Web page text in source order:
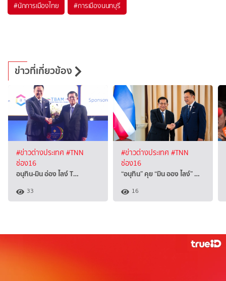
#นักการเมืองไทย #การเมืองนนทบุรี
ข่าวที่เกี่ยวข้อง
#ข่าวต่างประเทศ #TNN
ช่อง16
อนุทิน-มิน อ่อง ไลง์ T…
33
#ข่าวต่างประเทศ #TNN
ช่อง16
“อนุทิน” คุย “มิน ออง ไลง์” …
16